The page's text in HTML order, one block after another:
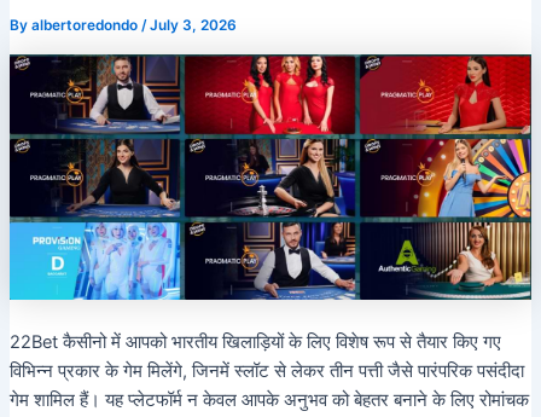
By albertoredondo /July 3, 2026
22Bet कैसीनो में आपको भारतीय खिलाड़ियों के लिए विशेष रूप से तैयार किए गए
विभिन्न प्रकार के गेम मिलेंगे, जिनमें स्लॉट से लेकर तीन पत्ती जैसे पारंपरिक पसंदीदा
गेम शामिल हैं। यह प्लेटफॉर्म न केवल आपके अनुभव को बेहतर बनाने के लिए रोमांचक